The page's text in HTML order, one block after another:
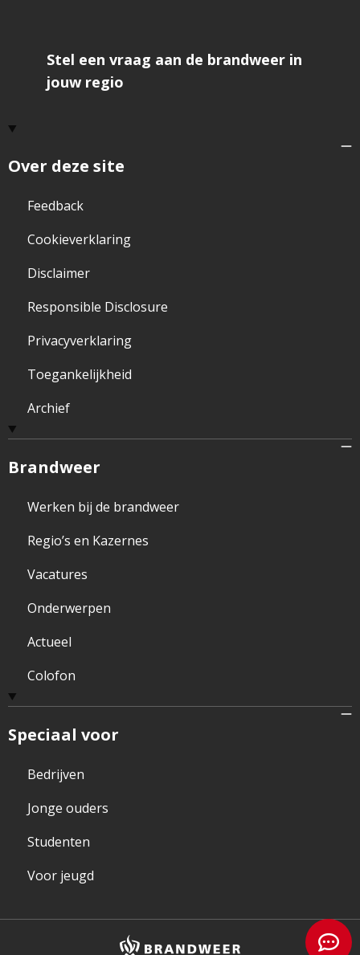
Over deze site
Feedback
Cookieverklaring
Disclaimer
Responsible Disclosure
Privacyverklaring
Toegankelijkheid
Archief
Brandweer
Werken bij de brandweer
Regio’s en Kazernes
Vacatures
Onderwerpen
Actueel
Colofon
Speciaal voor
Bedrijven
Jonge ouders
Studenten
Voor jeugd
Stel een vraag aan de brandweer in
jouw regio
Brandweer